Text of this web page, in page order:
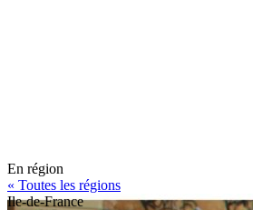
En région
« Toutes les régions
Ile-de-France